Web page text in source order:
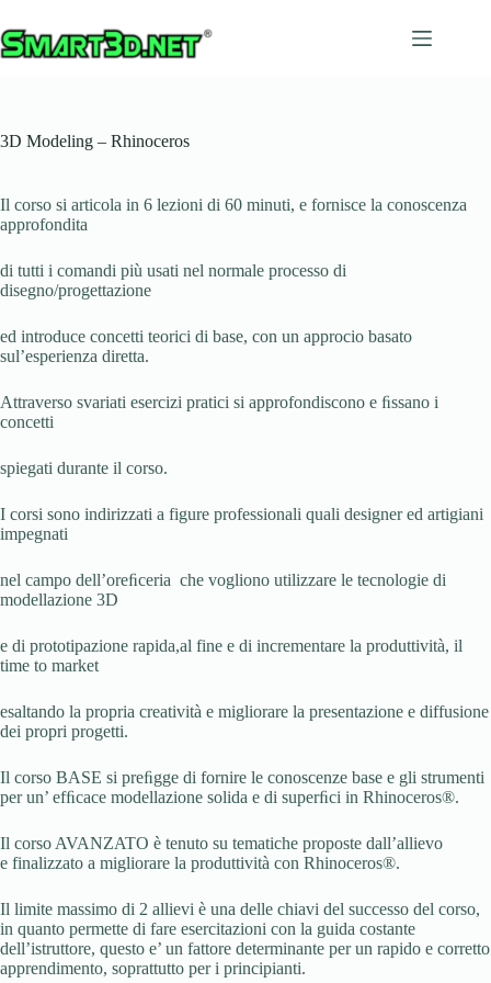
al
contenuto
3D Modeling – Rhinoceros
Il corso si articola in 6 lezioni di 60 minuti, e fornisce la conoscenza
approfondita
di tutti i comandi più usati nel normale processo di
disegno/progettazione
ed introduce concetti teorici di base, con un approcio basato
sul’esperienza diretta.
Attraverso svariati esercizi pratici si approfondiscono e ﬁssano i
concetti
spiegati durante il corso.
I corsi sono indirizzati a figure professionali quali designer ed artigiani
impegnati
nel campo dell’oreﬁceria che vogliono utilizzare le tecnologie di
modellazione 3D
e di prototipazione rapida,al fine e di incrementare la produttività, il
time to market
esaltando la propria creatività e migliorare la presentazione e diffusione
dei propri progetti.
Il corso BASE si preﬁgge di fornire le conoscenze base e gli strumenti
per un’ efﬁcace modellazione solida e di superﬁci in Rhinoceros®.
Il corso AVANZATO è tenuto su tematiche proposte dall’allievo
e finalizzato a migliorare la produttività con Rhinoceros®.
Il limite massimo di 2 allievi è una delle chiavi del successo del corso,
in quanto permette di fare esercitazioni con la guida costante
dell’istruttore, questo e’ un fattore determinante per un rapido e corretto
apprendimento, soprattutto per i principianti.